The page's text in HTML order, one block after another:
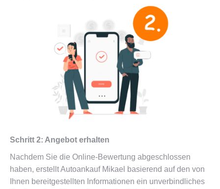
Schritt 2: Angebot erhalten
Nachdem Sie die Online-Bewertung abgeschlossen
haben, erstellt Autoankauf Mikael basierend auf den von
Ihnen bereitgestellten Informationen ein unverbindliches